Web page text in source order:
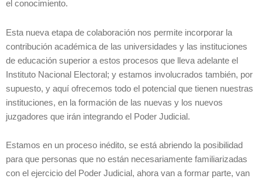
el conocimiento.
Esta nueva etapa de colaboración nos permite incorporar la
contribución académica de las universidades y las instituciones
de educación superior a estos procesos que lleva adelante el
Instituto Nacional Electoral; y estamos involucrados también, por
supuesto, y aquí ofrecemos todo el potencial que tienen nuestras
instituciones, en la formación de las nuevas y los nuevos
juzgadores que irán integrando el Poder Judicial.
Estamos en un proceso inédito, se está abriendo la posibilidad
para que personas que no están necesariamente familiarizadas
con el ejercicio del Poder Judicial, ahora van a formar parte, van